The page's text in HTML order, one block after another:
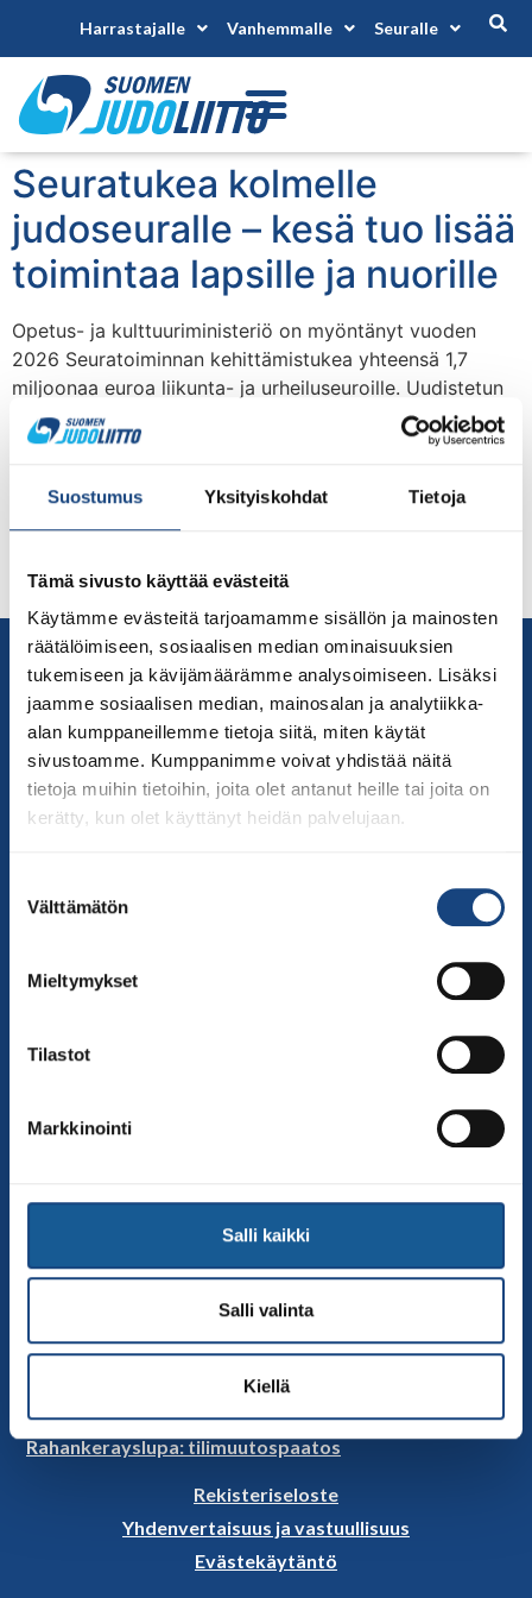
Suostumus Yksityiskohdat Tietoja
Tämä sivusto käyttää evästeitä
Käytämme evästeitä tarjoamamme sisällön ja mainosten
räätälöimiseen, sosiaalisen median ominaisuuksien
tukemiseen ja kävijämäärämme analysoimiseen. Lisäksi
jaamme sosiaalisen median, mainosalan ja analytiikka-
alan kumppaneillemme tietoja siitä, miten käytät
sivustoamme. Kumppanimme voivat yhdistää näitä
tietoja muihin tietoihin, joita olet antanut heille tai joita on
kerätty, kun olet käyttänyt heidän palvelujaan.
valinta
Välttämätön
Mieltymykset
Tilastot
Markkinointi
Salli kaikki
Salli valinta
Kiellä
Harrastajalle Vanhemmalle Seuralle
Seuratukea kolmelle
judoseuralle – kesä tuo lisää
toimintaa lapsille ja nuorille
Opetus- ja kulttuuriministeriö on myöntänyt vuoden
2026 Seuratoiminnan kehittämistukea yhteensä 1,7
miljoonaa euroa liikunta- ja urheiluseuroille. Uudistetun
seuratuen keskiössä ovat lasten ja nuorten liikunnan
lisääminen kesäaikana sekä nuorten työllistyminen
rahoitusta kohdennettiin yhteensä 444 hankkeeseen.
Judoseuroista tukea saivat Turun Judoseura, Tikkurilan
Seuratuen avulla […]
Yhteystiedot
Suomen Judoliitto
Olympiastadion
Paavo Nurmen tie 1
00250 Helsinki
Puh.050-384 7563
Selosteet
Rahankeräyslupa
Rahankerayslupa: tilimuutospaatos
Rekisteriseloste
Yhdenvertaisuus ja vastuullisuus
Evästekäytäntö